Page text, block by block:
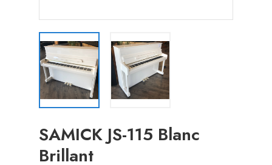
SAMICK JS-115 Blanc
Brillant